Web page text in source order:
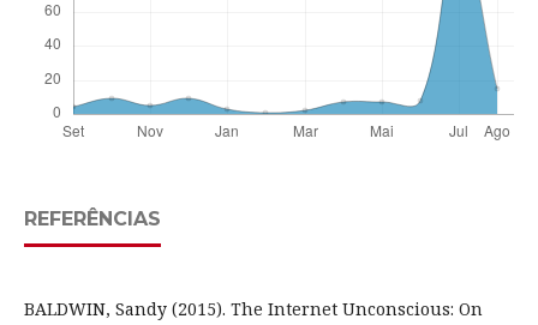
REFERÊNCIAS
BALDWIN, Sandy (2015). The Internet Unconscious: On